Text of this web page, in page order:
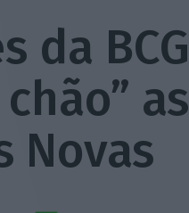
da BCG
as
Novas